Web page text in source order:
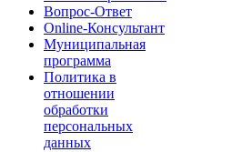
Вопрос-Ответ
Online-Консультант
Муниципальная
программа
Политика в
отношении
обработки
персональных
данных